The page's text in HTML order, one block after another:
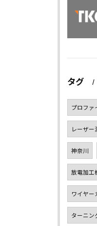
タグ
プロファ
レーザー
神奈川
放電加工
ワイヤー
ターニン